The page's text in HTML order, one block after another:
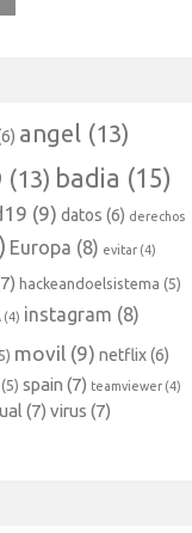
angel (13)
(13) badia (15)
(9) datos (6) derechos
Europa (8) evitar (4)
hackeandoelsistema (5)
(4) instagram (8)
movil (9) netflix(6)
(5) spain (7) teamviewer (4)
(7) virus (7)